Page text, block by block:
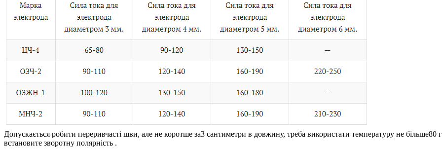
Допускається робити переривчасті шви, але не коротше за3 сантиметри в довжину, треба використати температуру не більше80
встановите зворотну полярність .